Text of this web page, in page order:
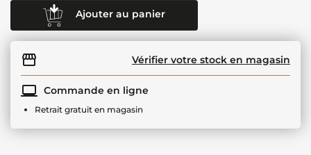
Ajouter au panier
Vérifier votre stock en magasin
Commande en ligne
Retrait gratuit en magasin